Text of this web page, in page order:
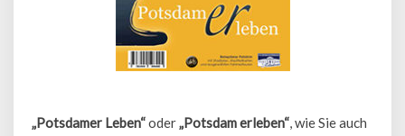
„Potsdamer Leben“oder„Potsdam erleben“, wie Sie auch